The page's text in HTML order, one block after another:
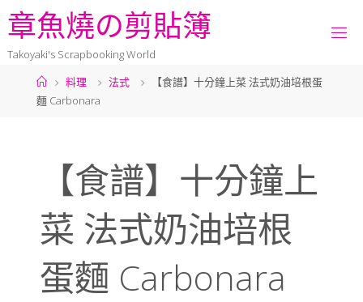
章魚燒の剪貼簿
Takoyaki's Scrapbooking World
料理
法式
【食譜】十分鐘上菜 法式奶油培根蛋
麵 Carbonara
【食譜】十分鐘上
菜 法式奶油培根
蛋麵 Carbonara